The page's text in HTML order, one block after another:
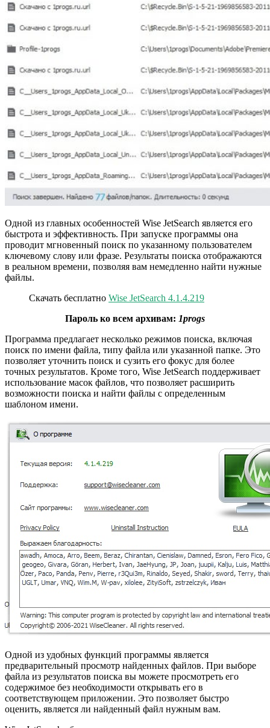
Одной из главных особенностей Wise JetSearch является его
быстрота и эффективность. При запуске программы она
проводит мгновенный поиск по указанному пользователем
ключевому слову или фразе. Результаты поиска отображаются
в реальном времени, позволяя вам немедленно найти нужные
файлы.
Скачать бесплатно Wise JetSearch 4.1.4.219
Пароль ко всем архивам: 1progs
Программа предлагает несколько режимов поиска, включая
поиск по имени файла, типу файла или указанной папке. Это
позволяет уточнить поиск и сузить его фокус для более
точных результатов. Кроме того, Wise JetSearch поддерживает
использование масок файлов, что позволяет расширить
возможности поиска и найти файлы с определенным
шаблоном имени.
Одной из удобных функций программы является
предварительный просмотр найденных файлов. При выборе
файла из результатов поиска вы можете просмотреть его
содержимое без необходимости открывать его в
соответствующем приложении. Это позволяет быстро
оценить, является ли найденный файл нужным вам.